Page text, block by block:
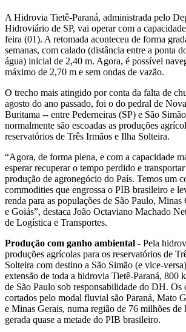
A Hidrovia Tietê-Paraná, administrada pelo
Hidroviário de SP, vai operar com a
feira (01). A retomada aconteceu de forma
semanas, com calado (distância entre a ponta
água) inicial de 2,40 m. Agora, é possível
máximo de 2,70 m e sem ondas de vazão.
O trecho mais atingido por conta da falta de
agosto do ano passado, foi o do pedral de
Buritama -- entre Pederneiras (SP) e São
normalmente são escoadas as produções
reservatórios de Três Irmãos e Ilha Solteira.
“Agora, de forma plena, e com a capacidade
esperar recuperar o tempo perdido e
produção de agronegócio do País. Temos um
commodities que engrossa o PIB brasileiro e
renda para as populações de São Paulo,
e Goiás”, destaca João Octaviano Machado
de Logística e Transportes.
Produção com ganho ambiental - Pela
produções agrícolas para os reservatórios de
Solteira com destino a São Simão (e vice-
extensão de toda a hidrovia Tietê-Paraná, 800
de São Paulo sob responsabilidade do DH. Os
cortados pelo modal fluvial são Paraná, Mato
e Minas Gerais, numa região de 76 milhões de
gerada quase a metade do PIB brasileiro.